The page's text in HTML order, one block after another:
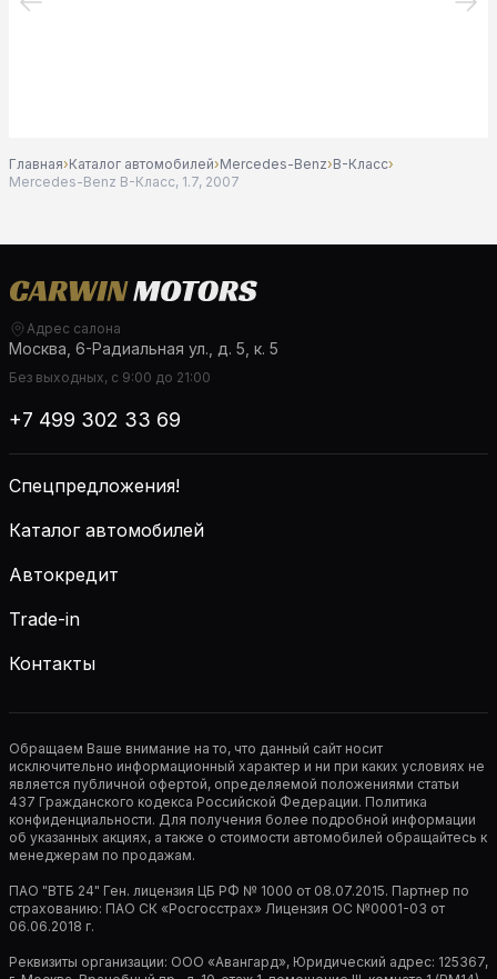
Главная›Каталог автомобилей›Mercedes-Benz›B-Класс›
Mercedes-Benz B-Класс, 1.7, 2007
Адрес салона
Москва, 6-Радиальная ул., д. 5, к. 5
Без выходных, с 9:00 до 21:00
+7 499 302 33 69
Спецпредложения!
Каталог автомобилей
Автокредит
Trade-in
Контакты
Обращаем Ваше внимание на то, что данный сайт носит
исключительно информационный характер и ни при каких условиях не
является публичной офертой, определяемой положениями статьи
437 Гражданского кодекса Российской Федерации. Политика
конфиденциальности. Для получения более подробной информации
об указанных акциях, а также о стоимости автомобилей обращайтесь к
менеджерам по продажам.
ПАО "ВТБ 24" Ген. лицензия ЦБ РФ № 1000 от 08.07.2015. Партнер по
страхованию: ПАО СК «Росгосстрах» Лицензия ОС №0001-03 от
06.06.2018 г.
Реквизиты организации: ООО «Авангард», Юридический адрес: 125367,